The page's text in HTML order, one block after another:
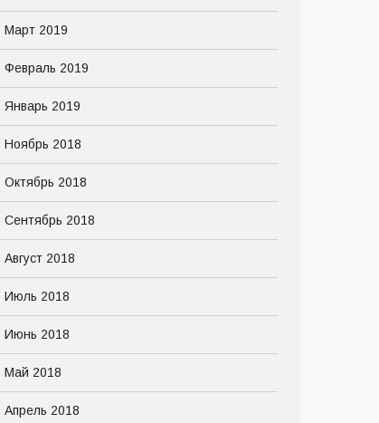
Март 2019
Февраль 2019
Январь 2019
Ноябрь 2018
Октябрь 2018
Сентябрь 2018
Август 2018
Июль 2018
Июнь 2018
Май 2018
Апрель 2018